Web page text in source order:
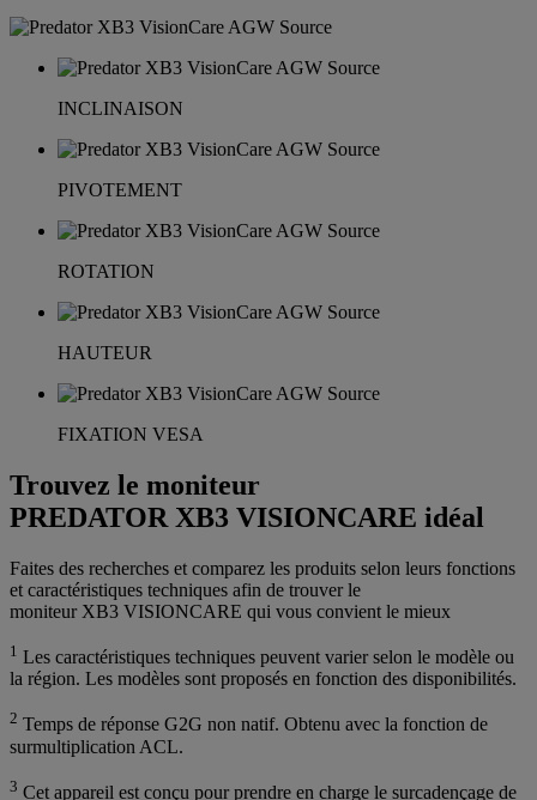
INCLINAISON
PIVOTEMENT
ROTATION
HAUTEUR
FIXATION VESA
Trouvez le moniteur
PREDATOR XB3 VISIONCARE idéal
Faites des recherches et comparez les produits selon leurs fonctions
et caractéristiques techniques afin de trouver le
moniteur XB3 VISIONCARE qui vous convient le mieux
1 Les caractéristiques techniques peuvent varier selon le modèle ou
la région. Les modèles sont proposés en fonction des disponibilités.
2 Temps de réponse G2G non natif. Obtenu avec la fonction de
surmultiplication ACL.
3 Cet appareil est conçu pour prendre en charge le surcadençage de